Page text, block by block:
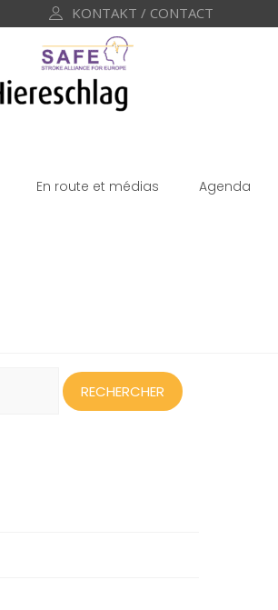
KONTAKT / CONTACT
En route et médias Agenda